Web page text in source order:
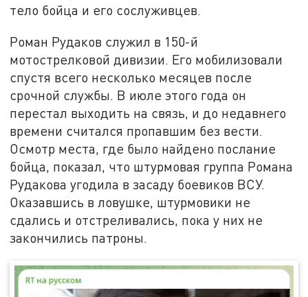
тело бойца и его сослуживцев.
Роман Рудаков служил в 150-й
мотострелковой дивизии. Его мобилизовали
спустя всего несколько месяцев после
срочной службы. В июле этого года он
перестал выходить на связь, и до недавнего
времени считался пропавшим без вести.
Осмотр места, где было найдено послание
бойца, показал, что штурмовая группа Романа
Рудакова угодила в засаду боевиков ВСУ.
Оказавшись в ловушке, штурмовики не
сдались и отстреливались, пока у них не
закончились патроны.